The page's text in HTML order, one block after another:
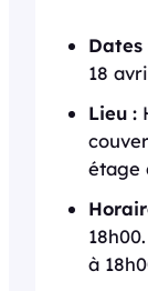
Dates
18
Lieu :
étage
à